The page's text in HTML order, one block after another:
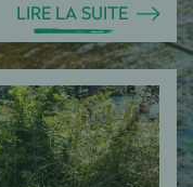
LIRE LA SUITE